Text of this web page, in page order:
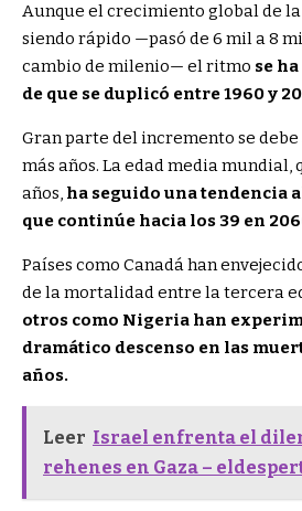
Aunque el crecimiento global de
siendo rápido —pasó de 6 mil a 8
cambio de milenio— el ritmo se
de que se duplicó entre 1960 y
Gran parte del incremento se debe
más años. La edad media mundial,
años, ha seguido una tendencia
que continúe hacia los 39 en
Países como Canadá han
de la mortalidad entre la tercera
otros como Nigeria han
dramático descenso en las
años.
Leer Israel enfrenta el
rehenes en Gaza –